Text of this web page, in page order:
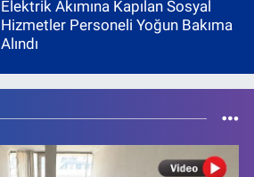
Elektrik Akımına Kapılan Sosyal
Hizmetler Personeli Yoğun Bakıma
Alındı